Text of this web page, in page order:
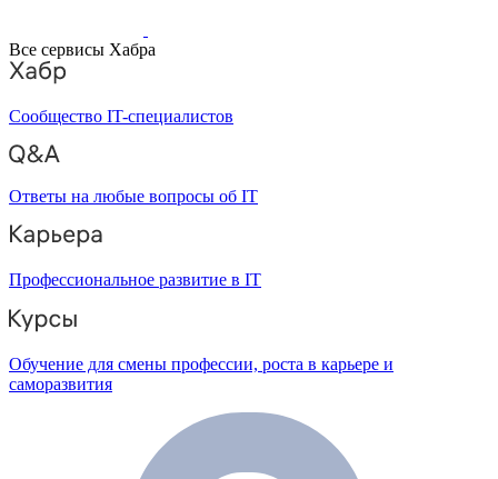
Все сервисы Хабра
Сообщество IT-специалистов
Ответы на любые вопросы об IT
Профессиональное развитие в IT
Обучение для смены профессии, роста в карьере и
саморазвития